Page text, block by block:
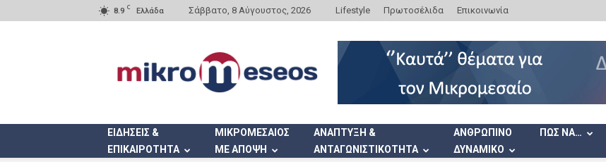
8.9 C Ελλάδα Σάββατο, 8 Αύγουστος, 2026 Lifestyle Πρωτοσέλιδα Επικοινωνία
ΕΙΔΗΣΕΙΣ &
ΕΠΙΚΑΙΡΟΤΗΤΑ
ΜΙΚΡΟΜΕΣΑΙΟΣ
ΜΕ ΑΠΟΨΗ
ΑΝΑΠΤΥΞΗ &
ΑΝΤΑΓΩΝΙΣΤΙΚΟΤΗΤΑ
ΑΝΘΡΩΠΙΝΟ
ΔΥΝΑΜΙΚΟ
ΠΩΣ ΝΑ…